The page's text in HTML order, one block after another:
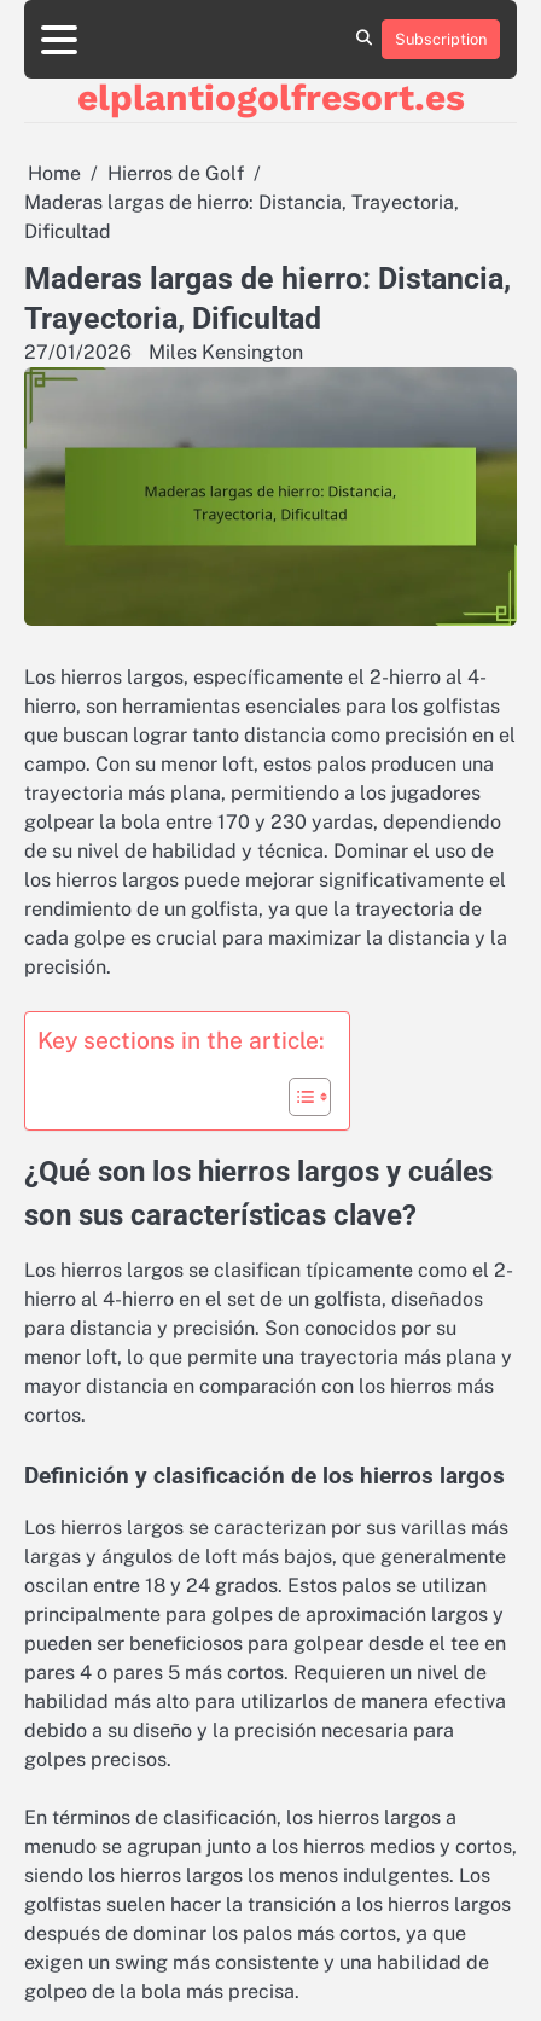
Skip
content
About
Contact
Cookie
Privacy
Sitemap
Terms
Conditions
Subscription
elplantiogolfresort.es
Home
Hierros de Golf
Maderas largas de hierro: Distancia, Trayectoria,
Dificultad
Maderas largas de hierro: Distancia,
Trayectoria, Dificultad
27/01/2026 Miles Kensington
Los hierros largos, específicamente el 2-hierro al 4-
hierro, son herramientas esenciales para los golfistas
que buscan lograr tanto distancia como precisión en el
campo. Con su menor loft, estos palos producen una
trayectoria más plana, permitiendo a los jugadores
golpear la bola entre 170 y 230 yardas, dependiendo
de su nivel de habilidad y técnica. Dominar el uso de
los hierros largos puede mejorar significativamente el
rendimiento de un golfista, ya que la trayectoria de
cada golpe es crucial para maximizar la distancia y la
precisión.
Key sections in the article:
¿Qué son los hierros largos y cuáles
son sus características clave?
Los hierros largos se clasifican típicamente como el 2-
hierro al 4-hierro en el set de un golfista, diseñados
para distancia y precisión. Son conocidos por su
menor loft, lo que permite una trayectoria más plana y
mayor distancia en comparación con los hierros más
cortos.
Definición y clasificación de los hierros largos
Los hierros largos se caracterizan por sus varillas más
largas y ángulos de loft más bajos, que generalmente
oscilan entre 18 y 24 grados. Estos palos se utilizan
principalmente para golpes de aproximación largos y
pueden ser beneficiosos para golpear desde el tee en
pares 4 o pares 5 más cortos. Requieren un nivel de
habilidad más alto para utilizarlos de manera efectiva
debido a su diseño y la precisión necesaria para
golpes precisos.
En términos de clasificación, los hierros largos a
menudo se agrupan junto a los hierros medios y cortos,
siendo los hierros largos los menos indulgentes. Los
golfistas suelen hacer la transición a los hierros largos
después de dominar los palos más cortos, ya que
exigen un swing más consistente y una habilidad de
golpeo de la bola más precisa.